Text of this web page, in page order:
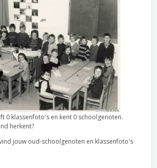
0 klassenfoto's en kent 0 schoolgenoten.
herkent?
jouw oud-schoolgenoten en klassenfoto's